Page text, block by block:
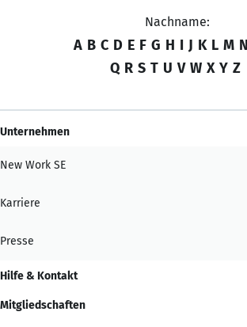
Nachname:
A B C D E F G H I J K L M N
Q R S T U V W X Y Z
Unternehmen
New Work SE
Karriere
Presse
Hilfe & Kontakt
Mitgliedschaften